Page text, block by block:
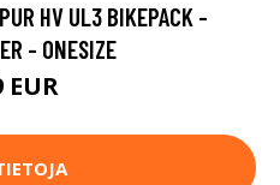
HV UL3 BIKEPACK -
- ONESIZE
EUR